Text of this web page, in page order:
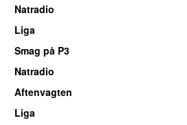
Natradio
Liga
Smag på P3
Natradio
Aftenvagten
Liga